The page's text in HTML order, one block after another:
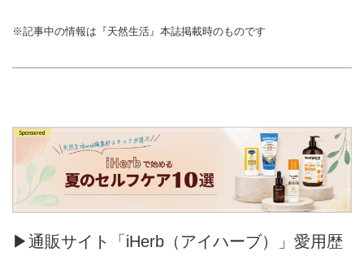
※記事中の情報は『天然生活』本誌掲載時のものです
▶通販サイト「iHerb（アイハーブ）」愛用歴